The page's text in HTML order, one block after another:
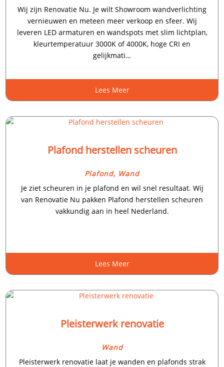
Wij zijn Renovatie Nu.​ Je wilt Showroom wandverlichting
vernieuwen en meteen meer verkoop en sfeer.​ Wij
leveren LED armaturen en wandspots met slim lichtplan,
kleurtemperatuur 3000K of 4000K, hoge CRI en
gelijkmati…
Lees Meer
Plafond herstellen scheuren
Plafond, Wand
Je ziet scheuren in je plafond en wil snel resultaat.​ Wij
van Renovatie Nu pakken Plafond herstellen scheuren
vakkundig aan in heel Nederland.​
Lees Meer
Pleisterwerk renovatie
Wand
Pleisterwerk renovatie laat je wanden en plafonds strak